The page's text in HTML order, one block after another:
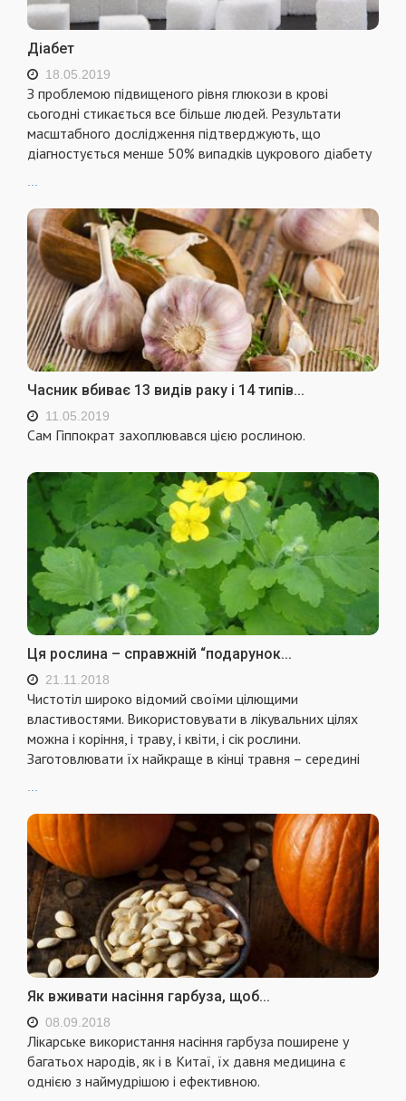
Діабет
18.05.2019
З проблемою підвищеного рівня глюкози в крові
сьогодні стикається все більше людей. Результати
масштабного дослідження підтверджують, що
діагностується менше 50% випадків цукрового діабету
Часник вбиває 13 видів раку і 14 типів...
11.05.2019
Сам Гіппократ захоплювався цією рослиною.
Ця рослина – справжній “подарунок...
21.11.2018
Чистотіл широко відомий своїми цілющими
властивостями. Використовувати в лікувальних цілях
можна і коріння, і траву, і квіти, і сік рослини.
Заготовлювати їх найкраще в кінці травня – середині
...
Як вживати насіння гарбуза, щоб...
08.09.2018
Лікарське використання насіння гарбуза поширене у
багатьох народів, як і в Китаї, їх давня медицина є
однією з наймудрішою і ефективною.